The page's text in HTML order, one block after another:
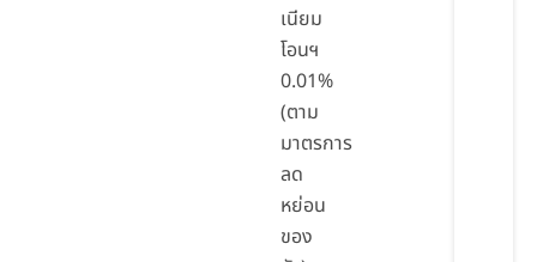
เนียม
โอนฯ
0.01%
(ตาม
มาตรการ
ลด
หย่อน
ของ